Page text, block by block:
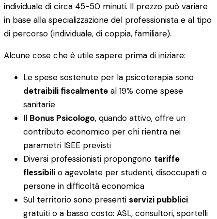
individuale di circa 45-50 minuti. Il prezzo può variare
in base alla specializzazione del professionista e al tipo
di percorso (individuale, di coppia, familiare).
Alcune cose che è utile sapere prima di iniziare:
Le spese sostenute per la psicoterapia sono
detraibili fiscalmente al 19% come spese
sanitarie
Il Bonus Psicologo, quando attivo, offre un
contributo economico per chi rientra nei
parametri ISEE previsti
Diversi professionisti propongono tariffe
flessibili o agevolate per studenti, disoccupati o
persone in difficoltà economica
Sul territorio sono presenti servizi pubblici
gratuiti o a basso costo: ASL, consultori, sportelli